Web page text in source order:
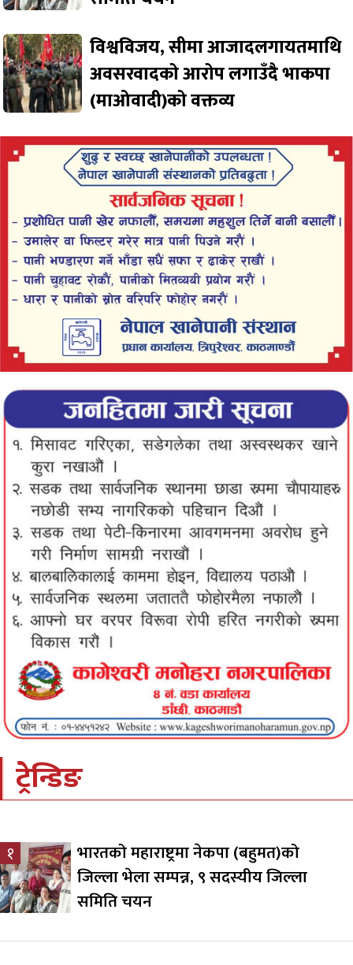
विश्वविजय, सीमा आजादलगायतमाथि
अवसरवादको आरोप लगाउँदै भाकपा
(माओवादी)को वक्तव्य
ट्रेन्डिङ
१
भारतको महाराष्ट्रमा नेकपा (बहुमत)को
जिल्ला भेला सम्पन्न, ९ सदस्यीय जिल्ला
समिति चयन